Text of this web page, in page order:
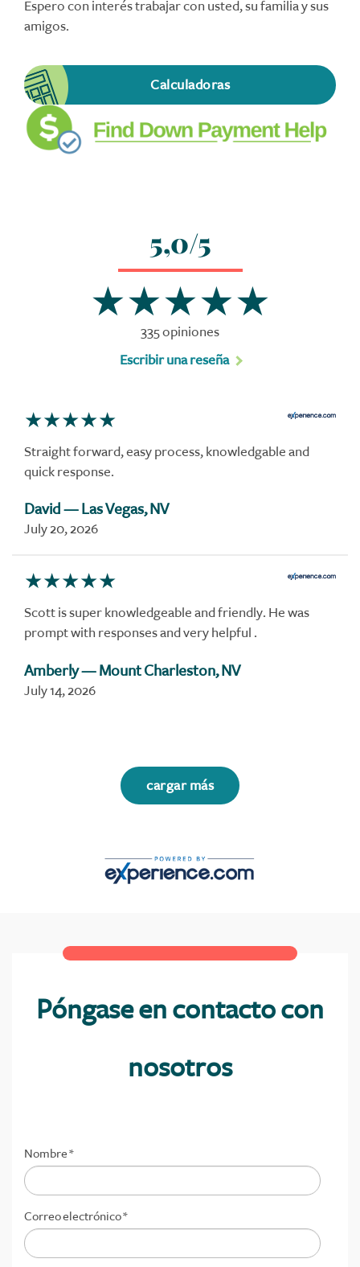
Espero con interés trabajar con usted, su familia y sus
amigos.
Calculadoras
5,0/5
335 opiniones
Escribir una reseña
Straight forward, easy process, knowledgable and
quick response.
David— Las Vegas, NV
July 20, 2026
Scott is super knowledgeable and friendly. He was
prompt with responses and very helpful .
Amberly— Mount Charleston, NV
July 14, 2026
cargar más
Póngase en contacto con
nosotros
Nombre*
Correo electrónico*